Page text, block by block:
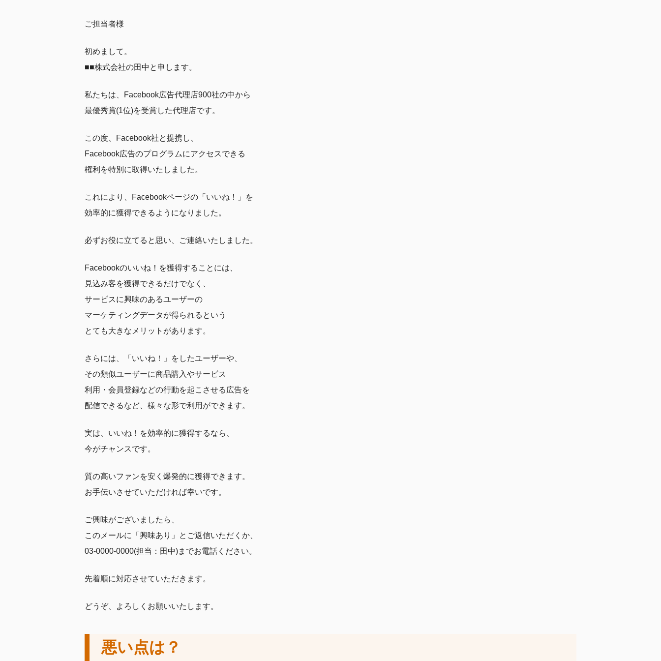
ご担当者様
初めまして。
■■株式会社の田中と申します。
私たちは、Facebook広告代理店900社の中から
最優秀賞(1位)を受賞した代理店です。
この度、Facebook社と提携し、
Facebook広告のプログラムにアクセスできる
権利を特別に取得いたしました。
これにより、Facebookページの「いいね！」を
効率的に獲得できるようになりました。
必ずお役に立てると思い、ご連絡いたしました。
Facebookのいいね！を獲得することには、
見込み客を獲得できるだけでなく、
サービスに興味のあるユーザーの
マーケティングデータが得られるという
とても大きなメリットがあります。
さらには、「いいね！」をしたユーザーや、
その類似ユーザーに商品購入やサービス
利用・会員登録などの行動を起こさせる広告を
配信できるなど、様々な形で利用ができます。
実は、いいね！を効率的に獲得するなら、
今がチャンスです。
質の高いファンを安く爆発的に獲得できます。
お手伝いさせていただければ幸いです。
ご興味がございましたら、
このメールに「興味あり」とご返信いただくか、
03-0000-0000(担当：田中)までお電話ください。
先着順に対応させていただきます。
どうぞ、よろしくお願いいたします。
悪い点は？